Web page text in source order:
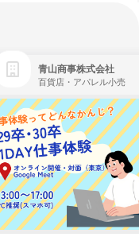
青山商事株式会社
百貨店・アパレル小売